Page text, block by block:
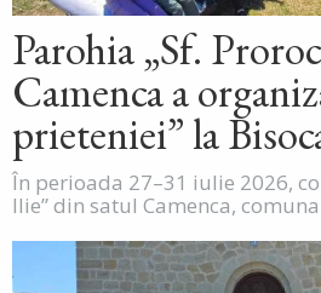
Parohia „Sf.
Camenca a
prieteniei” la
În perioada 27–31 iulie 2026,
Ilie” din satul Camenca,